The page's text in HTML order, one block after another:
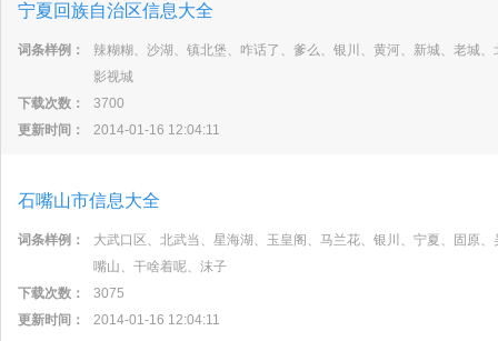
宁夏回族自治区信息大全
词条样例：
辣糊糊、沙湖、镇北堡、咋话了、爹么、银川、黄河、新城、老城
影视城
下载次数：
3700
更新时间：
2014-01-16 12:04:11
石嘴山市信息大全
词条样例：
大武口区、北武当、星海湖、玉皇阁、马兰花、银川、宁夏、固原
嘴山、干啥着呢、沫子
下载次数：
3075
更新时间：
2014-01-16 12:04:11